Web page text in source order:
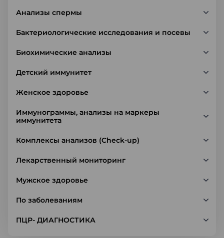
Анализы спермы
Бактериологические исследования и посевы
Биохимические анализы
Детский иммунитет
Женское здоровье
Иммунограммы, анализы на маркеры
иммунитета
Комплексы анализов (Check-up)
Лекарственный мониторинг
Мужское здоровье
По заболеваниям
ПЦР- ДИАГНОСТИКА